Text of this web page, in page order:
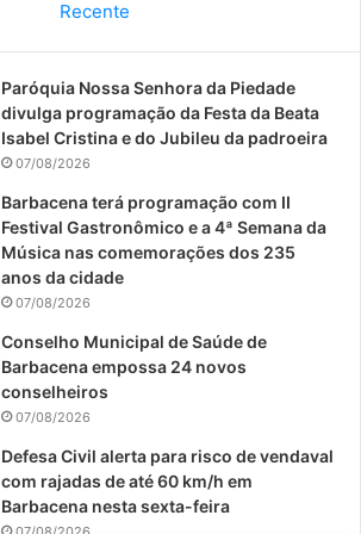
b
o
k
u
b
a
g
a
Recente
Paróquia Nossa Senhora da Piedade
divulga programação da Festa da Beata
Isabel Cristina e do Jubileu da padroeira
07/08/2026
Barbacena terá programação com II
Festival Gastronômico e a 4ª Semana da
Música nas comemorações dos 235
anos da cidade
07/08/2026
Conselho Municipal de Saúde de
Barbacena empossa 24 novos
conselheiros
07/08/2026
Defesa Civil alerta para risco de vendaval
com rajadas de até 60 km/h em
Barbacena nesta sexta-feira